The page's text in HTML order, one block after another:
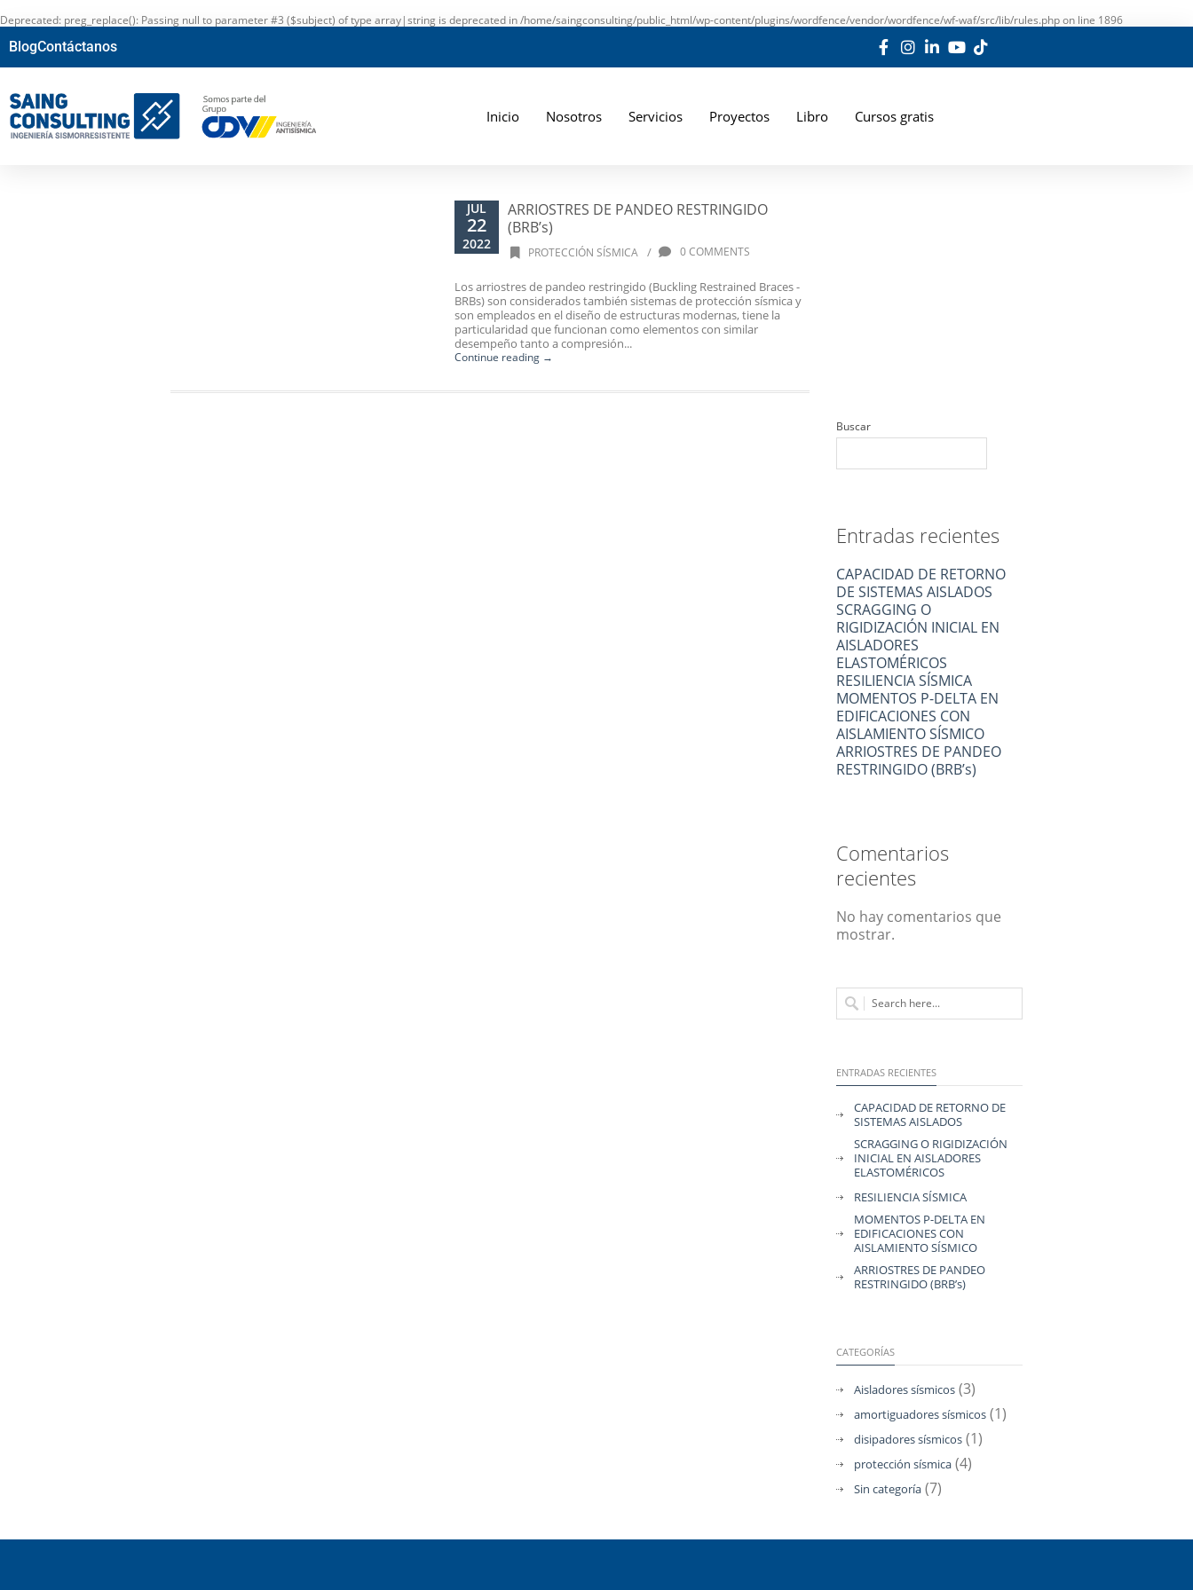
Deprecated: preg_replace(): Passing null to parameter #3 ($subject) of type array|string is deprecated in/home/saingconsulting/public_html/wp-content/plugins/wordfence/vendor/wordfence/wf-waf/src/lib/rules.phpon line 1896
BlogContáctanos
Inicio Nosotros Servicios Proyectos Libro Cursos gratis
JUL
22
2022
ARRIOSTRES DE PANDEO RESTRINGIDO
(BRB’s)
PROTECCIÓN SÍSMICA / 0 COMMENTS
Los arriostres de pandeo restringido (Buckling Restrained Braces -
BRBs) son considerados también sistemas de protección sísmica y
son empleados en el diseño de estructuras modernas, tiene la
particularidad que funcionan como elementos con similar
desempeño tanto a compresión...
Continue reading →
Buscar
Entradas recientes
CAPACIDAD DE RETORNO
DE SISTEMAS AISLADOS
SCRAGGING O
RIGIDIZACIÓN INICIAL EN
AISLADORES
ELASTOMÉRICOS
RESILIENCIA SÍSMICA
MOMENTOS P-DELTA EN
EDIFICACIONES CON
AISLAMIENTO SÍSMICO
ARRIOSTRES DE PANDEO
RESTRINGIDO (BRB’s)
Comentarios
recientes
No hay comentarios que
mostrar.
ENTRADAS RECIENTES
CAPACIDAD DE RETORNO DE
SISTEMAS AISLADOS
SCRAGGING O RIGIDIZACIÓN
INICIAL EN AISLADORES
ELASTOMÉRICOS
RESILIENCIA SÍSMICA
MOMENTOS P-DELTA EN
EDIFICACIONES CON
AISLAMIENTO SÍSMICO
ARRIOSTRES DE PANDEO
RESTRINGIDO (BRB’s)
CATEGORÍAS
Aisladores sísmicos (3)
amortiguadores sísmicos (1)
disipadores sísmicos (1)
protección sísmica (4)
Sin categoría (7)